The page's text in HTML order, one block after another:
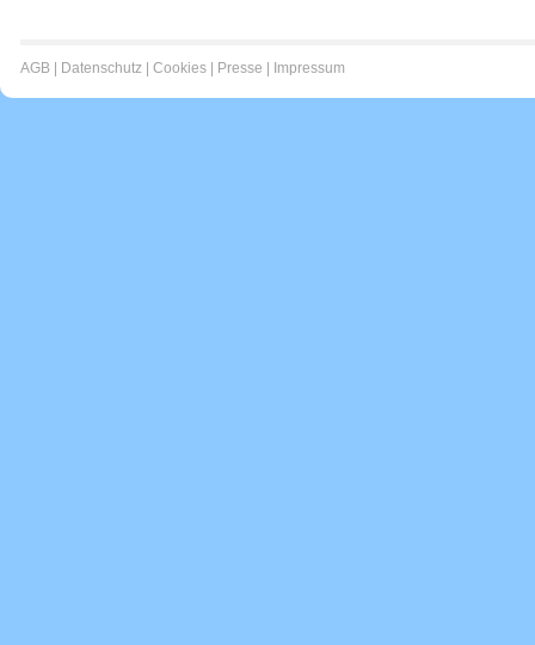
AGB Datenschutz Cookies Presse Impressum